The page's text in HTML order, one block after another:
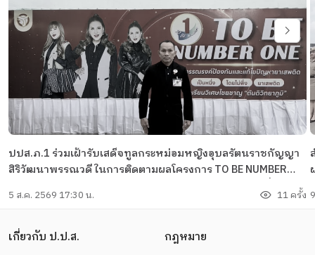
ปปส.ภ.1 ร่วมเฝ้ารับเสด็จทูลกระหม่อมหญิงอุบลรัตนราชกัญญา
สิริวัฒนาพรรณวดี ในการติดตามผลโครงการ TO BE NUMBER
TO BE NUMBER ONE ณ โรงเรียนวิเศษไชยชาญ "ตันติวิทยาภูมิ"
5 ส.ค. 2569 17:30 น. 11 ครั้ง
เกี่ยวกับ ป.ป.ส. กฎหมาย